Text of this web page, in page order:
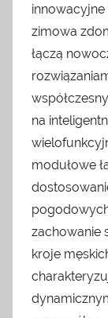
zimowa
łączą
na
modułowe
zachowanie
kroje